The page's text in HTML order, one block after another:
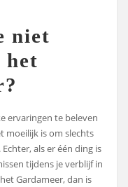
niet
het
ervaringen te beleven
moeilijk is om slechts
als er één ding is
tijdens je verblijf in
Gardameer, dan is